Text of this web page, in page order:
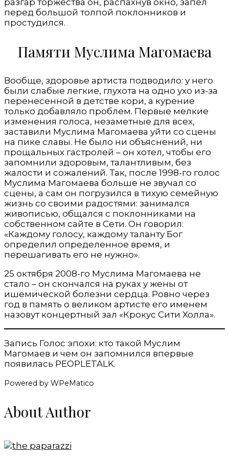
разгар торжества он, распахнув окно, запел
перед большой толпой поклонников и
простудился.
Памяти Муслима Магомаева
Вообще, здоровье артиста подводило: у него
были слабые легкие, глухота на одно ухо из-за
перенесенной в детстве кори, а курение
только добавляло проблем. Первые мелкие
изменения голоса, незаметные для всех,
заставили Муслима Магомаева уйти со сцены
на пике славы. Не было ни объяснений, ни
прощальных гастролей – он хотел, чтобы его
запомнили здоровым, талантливым, без
жалости и сожалений. Так, после 1998-го голос
Муслима Магомаева больше не звучал со
сцены, а сам он погрузился в тихую семейную
жизнь со своими радостями: занимался
живописью, общался с поклонниками на
собственном сайте в Сети. Он говорил:
«Каждому голосу, каждому таланту Бог
определил определенное время, и
перешагивать его не нужно».
25 октября 2008-го Муслима Магомаева не
стало – он скончался на руках у жены от
ишемической болезни сердца. Ровно через
год в память о великом артисте его именем
назовут концертный зал «Крокус Сити Холла».
Запись Голос эпохи: кто такой Муслим
Магомаев и чем он запомнился впервые
появилась PEOPLETALK.
Powered by WPeMatico
About Author